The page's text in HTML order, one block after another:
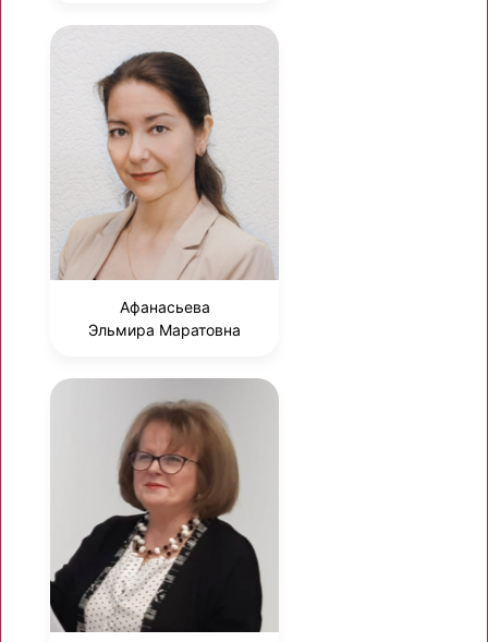
Афанасьева
Эльмира Маратовна